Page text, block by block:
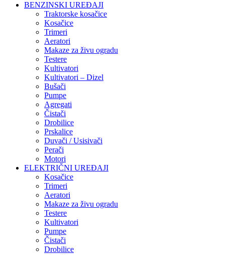
BENZINSKI UREĐAJI
Traktorske kosačice
Kosačice
Trimeri
Aeratori
Makaze za živu ogradu
Testere
Kultivatori
Kultivatori – Dizel
Bušači
Pumpe
Agregati
Čistači
Drobilice
Prskalice
Duvači / Usisivači
Perači
Motori
ELEKTRIČNI UREĐAJI
Kosačice
Trimeri
Aeratori
Makaze za živu ogradu
Testere
Kultivatori
Pumpe
Čistači
Drobilice